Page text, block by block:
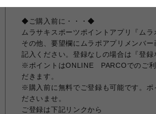
◆ご購入前に・・・◆
ムラサキスポーツポイントアプリ『ム
その他、要望欄にムラポアプリメンバ
記入ください。登録なしの場合は『登録
※ポイントはONLINE PARCOでのご利
だきます。
※購入前に無料でご登録も可能です。ポ
ださいませ。
ご登録は下記リンクから